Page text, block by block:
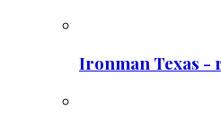
Ironman Texas -